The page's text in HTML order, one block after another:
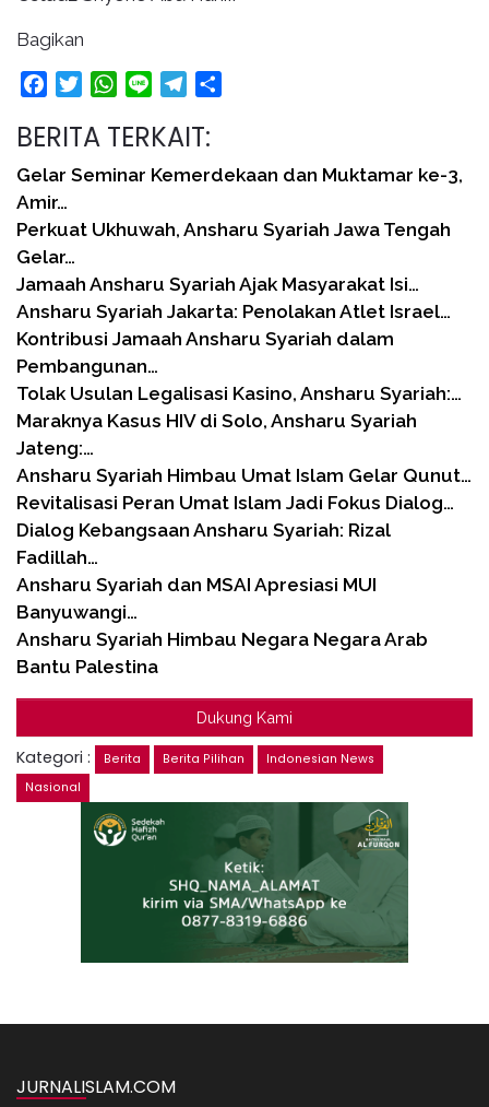
Bagikan
FacebookTwitterWhatsApp
Line Telegram
BERITA TERKAIT:
Gelar Seminar Kemerdekaan dan Muktamar ke-3,
Amir…
Perkuat Ukhuwah, Ansharu Syariah Jawa Tengah
Gelar…
Jamaah Ansharu Syariah Ajak Masyarakat Isi…
Ansharu Syariah Jakarta: Penolakan Atlet Israel…
Kontribusi Jamaah Ansharu Syariah dalam
Pembangunan…
Tolak Usulan Legalisasi Kasino, Ansharu Syariah:…
Maraknya Kasus HIV di Solo, Ansharu Syariah
Jateng:…
Ansharu Syariah Himbau Umat Islam Gelar Qunut…
Revitalisasi Peran Umat Islam Jadi Fokus Dialog…
Dialog Kebangsaan Ansharu Syariah: Rizal
Fadillah…
Ansharu Syariah dan MSAI Apresiasi MUI
Banyuwangi…
Ansharu Syariah Himbau Negara Negara Arab
Bantu Palestina
Dukung Kami
Kategori : Berita Berita Pilihan
Indonesian News
Nasional
JURNALISLAM.COM